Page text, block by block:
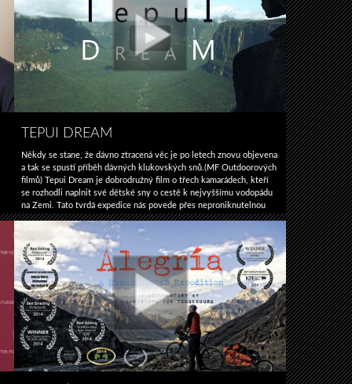
ICEMAN
TEPUI DREAM
Někdy se stane, že dávno ztracená věc je po letech znovu objevena
a tak se spustí příběh dávných klukovských snů.(MF Outdoorových
filmů) Tepui Dream je dobrodružný film o třech kamarádech, kteří
se rozhodli naplnit své dětské sny o cestě k nejvyššímu vodopádu
na Zemi. Tato tvrdá expedice nás povede přes neproniknutelnou
džungli a problémy v současné divoké Venezuele až na vrchol …
Pokračování textu
Tepui
dream